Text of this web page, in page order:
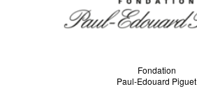
Fondation
Paul-Edouard Piguet